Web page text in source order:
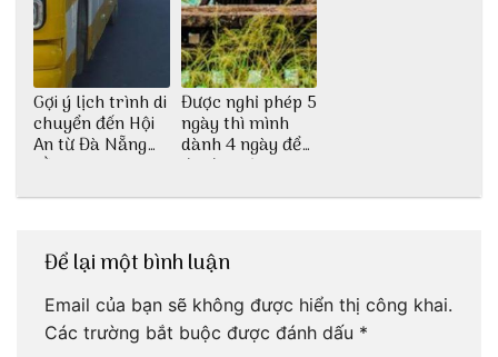
Gợi ý lịch trình di
chuyển đến Hội
An từ Đà Nẵng
bằng xe bus
Được nghỉ phép 5
ngày thì mình
dành 4 ngày để
đu đưa Lịch
Để lại một bình luận
Email của bạn sẽ không được hiển thị công khai.
Các trường bắt buộc được đánh dấu *